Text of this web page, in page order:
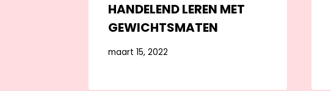
HANDELEND LEREN MET
GEWICHTSMATEN
maart 15, 2022